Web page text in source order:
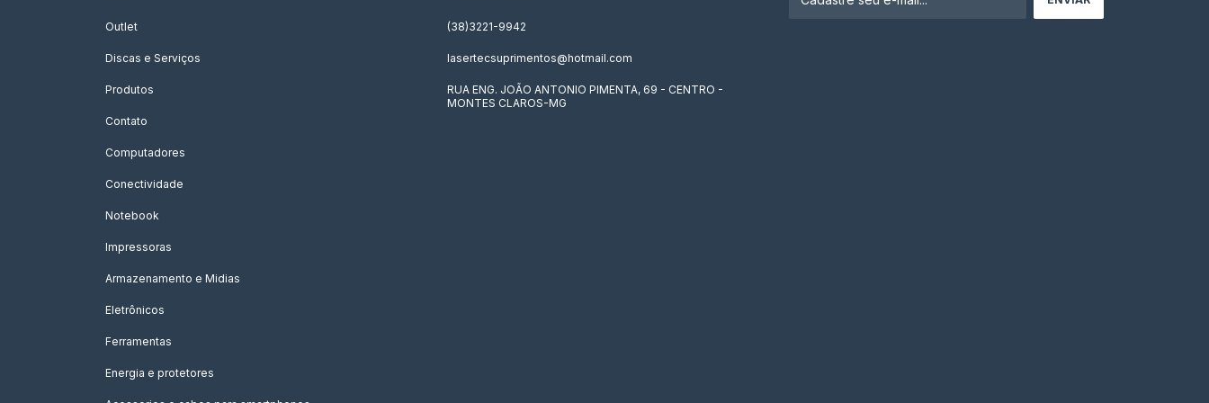
Outlet
Discas e Serviços
Produtos
Contato
Computadores
Conectividade
Notebook
Impressoras
Armazenamento e Midias
Eletrônicos
Ferramentas
Energia e protetores
(38)3221-9942
lasertecsuprimentos@hotmail.com
RUA ENG. JOÃO ANTONIO PIMENTA, 69 - CENTRO -
MONTES CLAROS-MG